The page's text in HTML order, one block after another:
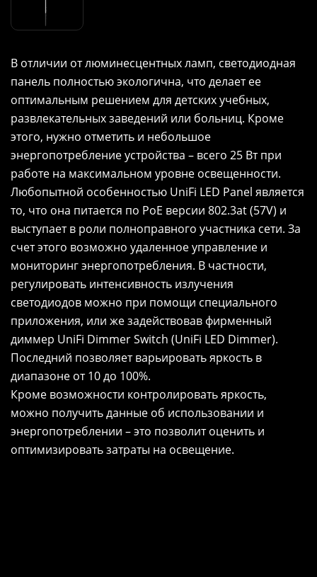
В отличии от люминесцентных ламп, светодиодная
панель полностью экологична, что делает ее
оптимальным решением для детских учебных,
развлекательных заведений или больниц. Кроме
этого, нужно отметить и небольшое
энергопотребление устройства – всего 25 Вт при
работе на максимальном уровне освещенности.
Любопытной особенностью UniFi LED Panel является
то, что она питается по PoE версии 802.3at (57V) и
выступает в роли полноправного участника сети. За
счет этого возможно удаленное управление и
мониторинг энергопотребления. В частности,
регулировать интенсивность излучения
светодиодов можно при помощи специального
приложения, или же задействовав фирменный
диммер UniFi Dimmer Switch (UniFi LED Dimmer).
Последний позволяет варьировать яркость в
диапазоне от 10 до 100%.
Кроме возможности контролировать яркость,
можно получить данные об использовании и
энергопотреблении – это позволит оценить и
оптимизировать затраты на освещение.